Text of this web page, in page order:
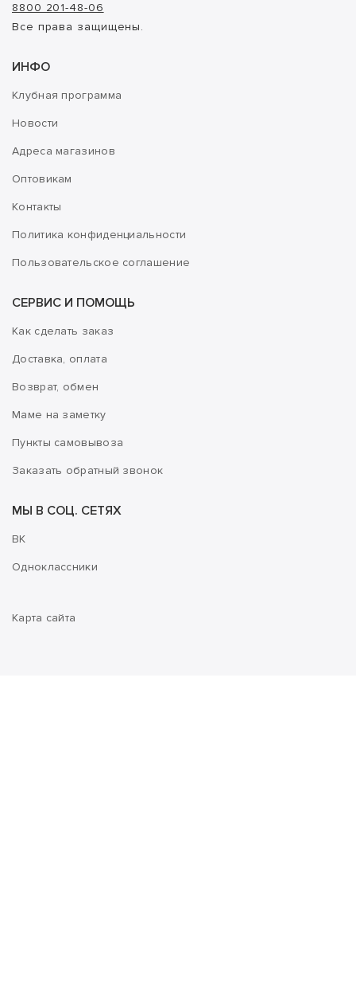
8800 201-48-06
Все права защищены.
ИНФО
Клубная программа
Новости
Адреса магазинов
Оптовикам
Контакты
Политика конфиденциальности
Пользовательское соглашение
СЕРВИС И ПОМОЩЬ
Как сделать заказ
Доставка, оплата
Возврат, обмен
Маме на заметку
Пункты самовывоза
Заказать обратный звонок
МЫ В СОЦ. СЕТЯХ
ВК
Одноклассники
Карта сайта